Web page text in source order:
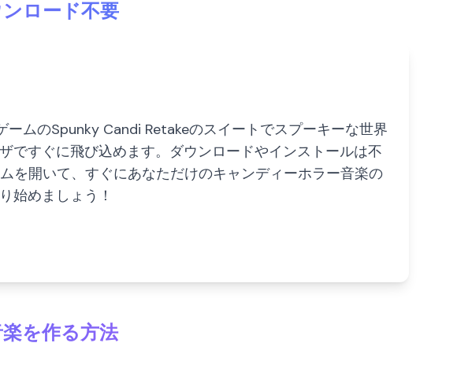
ロード不要
ームのSpunky Candi Retakeのスイートでスプーキーな世界
ですぐに飛び込めます。ダウンロードやインストールは不
を開いて、すぐにあなただけのキャンディーホラー音楽の
始めましょう！
を作る方法